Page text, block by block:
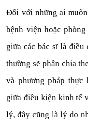
Đối với những ai
bệnh viện hoặc
giữa các bác sĩ là điều
thường sẽ phân chia
và phương pháp thực
giữa điều kiện kinh tế
lý, đây cũng là lý do